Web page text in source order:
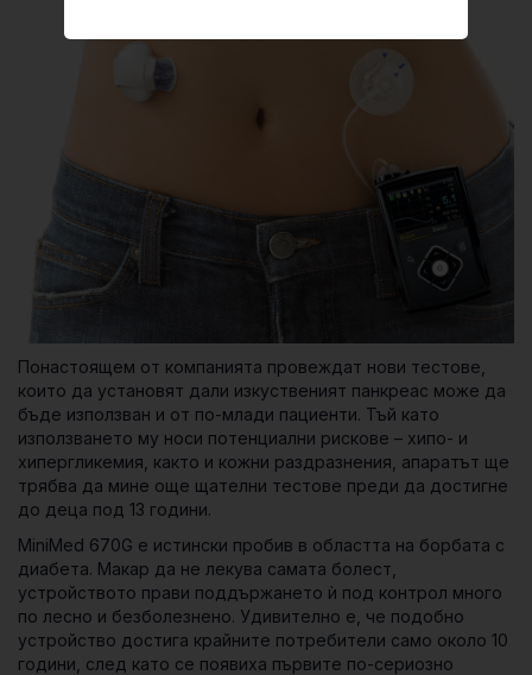
Понастоящем от компанията провеждат нови тестове,
които да установят дали изкуственият панкреас може да
бъде използван и от по-млади пациенти. Тъй като
използването му носи потенциални рискове – хипо- и
хипергликемия, както и кожни раздразнения, апаратът ще
трябва да мине още щателни тестове преди да достигне
до деца под 13 години.
MiniMed 670G е истински пробив в областта на борбата с
диабета. Макар да не лекува самата болест,
устройството прави поддържането ѝ под контрол много
по лесно и безболезнено. Удивително е, че подобно
устройство достига крайните потребители само около 10
години, след като се появиха първите по-сериозно